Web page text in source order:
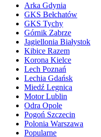
Arka Gdynia
GKS Bełchatów
GKS Tychy
Górnik Zabrze
Jagiellonia Białystok
Kibice Razem
Korona Kielce
Lech Poznań
Lechia Gdańsk
Miedź Legnica
Motor Lublin
Odra Opole
Pogoń Szczecin
Polonia Warszawa
Popularne